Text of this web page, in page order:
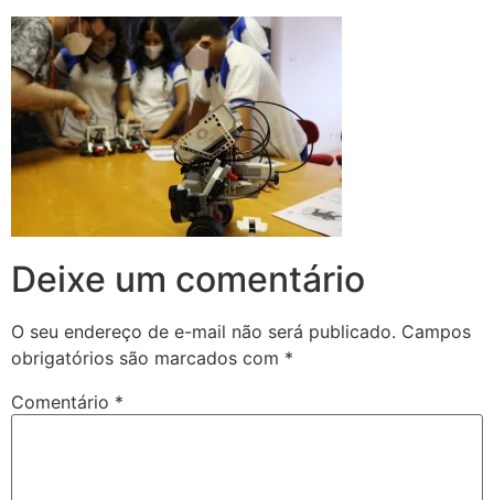
Deixe um comentário
O seu endereço de e-mail não será publicado. Campos
obrigatórios são marcados com *
Comentário *